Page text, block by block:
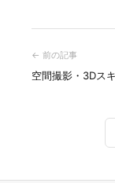
← 前の記事
空間撮影・3Dス